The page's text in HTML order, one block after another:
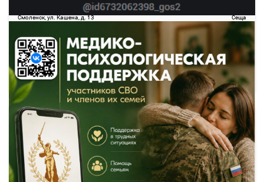
Смоленск, ул. Кашена, д. 13 Сеща
Детали рейса
Подробнее
о маршруте
755.42
руб.
Осталось 4 места
Выбрать
14:30
Смоленск
Смоленск, ул. Кашена, д. 13
3 ч. 10 м 09 авг17:40
Сеща
Сеща
752.21 руб.
31 свободных мест
Выбрать